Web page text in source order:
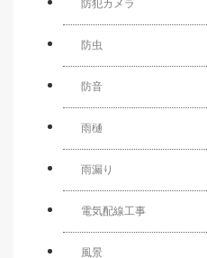
防犯カメラ
防虫
防音
雨樋
雨漏り
電気配線工事
風景